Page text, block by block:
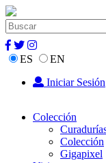
ES
EN
Iniciar Sesión
Colección
Colección
Gigapixel